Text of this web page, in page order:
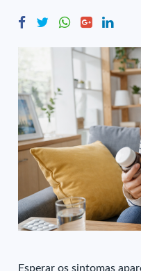
Esperar os sintomas